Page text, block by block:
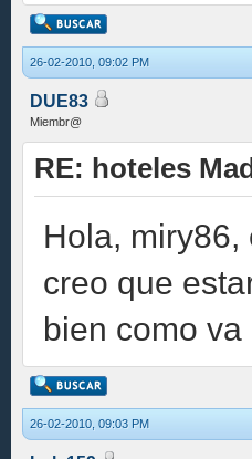
26-02-2010, 09:02 PM
DUE83
Miembr@
RE: hoteles
Hola,
creo que
bien como va
26-02-2010, 09:03 PM